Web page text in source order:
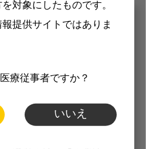
対象にしたものです。
提供サイトではありま
療従事者ですか？
いいえ
ット